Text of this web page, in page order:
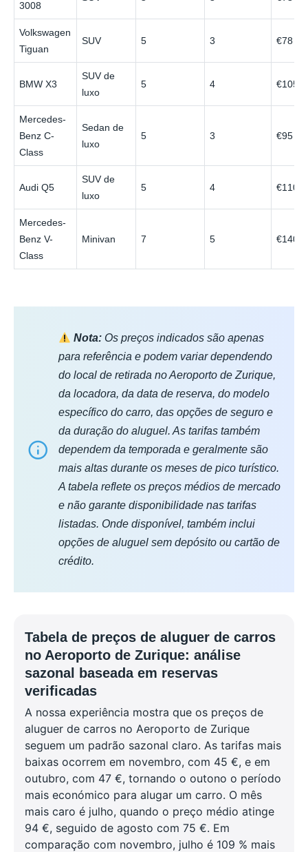
3008
Volkswagen
Tiguan
SUV 5 3 €78
BMW X3
SUV de
luxo
5 4 €105
Mercedes-
Benz C-
Class
Sedan de
luxo
5 3 €95
Audi Q5
SUV de
luxo
5 4 €110
Mercedes-
Benz V-
Class
Minivan 7 5 €140
Nota: Os preços indicados são apenas
para referência e podem variar dependendo
do local de retirada no Aeroporto de Zurique,
da locadora, da data de reserva, do modelo
específico do carro, das opções de seguro e
da duração do aluguel. As tarifas também
dependem da temporada e geralmente são
mais altas durante os meses de pico turístico.
A tabela reflete os preços médios de mercado
e não garante disponibilidade nas tarifas
listadas. Onde disponível, também inclui
opções de aluguel sem depósito ou cartão de
crédito.
Tabela de preços de aluguer de carros
no Aeroporto de Zurique: análise
sazonal baseada em reservas
verificadas
A nossa experiência mostra que os preços de
aluguer de carros no Aeroporto de Zurique
seguem um padrão sazonal claro. As tarifas mais
baixas ocorrem em novembro, com 45 €, e em
outubro, com 47 €, tornando o outono o período
mais económico para alugar um carro. O mês
mais caro é julho, quando o preço médio atinge
94 €, seguido de agosto com 75 €. Em
comparação com novembro, julho é 109 % mais